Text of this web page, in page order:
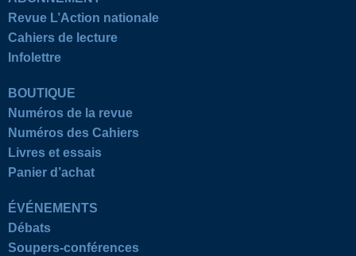
Revue L’Action nationale
Cahiers de lecture
Infolettre
BOUTIQUE
Numéros de la revue
Numéros des Cahiers
Livres et essais
Panier d’achat
ÉVÉNEMENTS
Débats
Soupers-conférences